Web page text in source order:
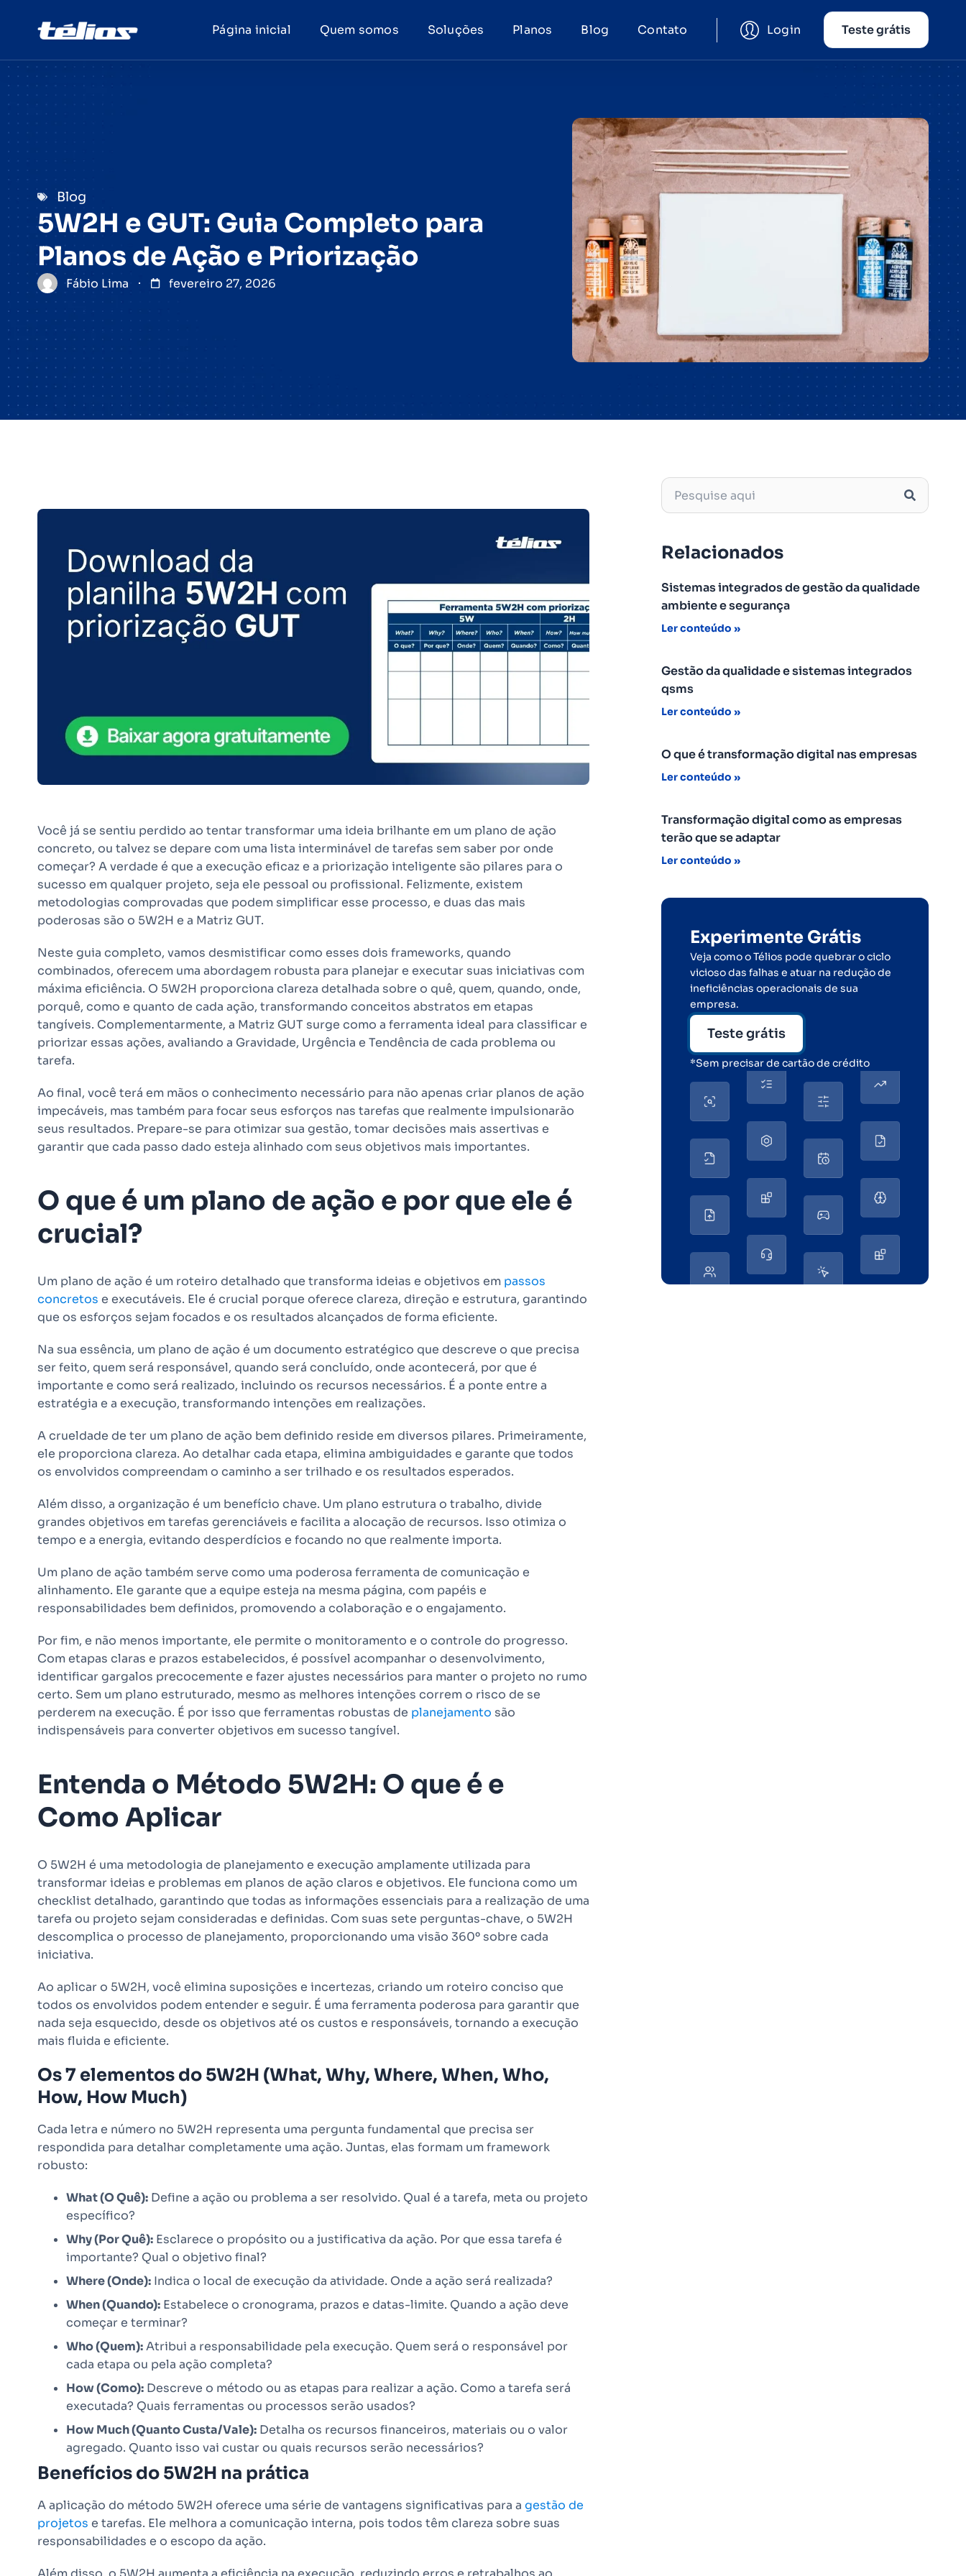
Página inicial Quem somos Soluções Planos Blog Contato Login Teste grátis
Blog
5W2H e GUT: Guia Completo para
Planos de Ação e Priorização
Fábio Lima fevereiro 27, 2026
Você já se sentiu perdido ao tentar transformar uma ideia brilhante em um plano de ação
concreto, ou talvez se depare com uma lista interminável de tarefas sem saber por onde
começar? A verdade é que a execução eficaz e a priorização inteligente são pilares para o
sucesso em qualquer projeto, seja ele pessoal ou profissional. Felizmente, existem
metodologias comprovadas que podem simplificar esse processo, e duas das mais
poderosas são o 5W2H e a Matriz GUT.
Neste guia completo, vamos desmistificar como esses dois frameworks, quando
combinados, oferecem uma abordagem robusta para planejar e executar suas iniciativas com
máxima eficiência. O 5W2H proporciona clareza detalhada sobre o quê, quem, quando, onde,
porquê, como e quanto de cada ação, transformando conceitos abstratos em etapas
tangíveis. Complementarmente, a Matriz GUT surge como a ferramenta ideal para classificar e
priorizar essas ações, avaliando a Gravidade, Urgência e Tendência de cada problema ou
tarefa.
Ao final, você terá em mãos o conhecimento necessário para não apenas criar planos de ação
impecáveis, mas também para focar seus esforços nas tarefas que realmente impulsionarão
seus resultados. Prepare-se para otimizar sua gestão, tomar decisões mais assertivas e
garantir que cada passo dado esteja alinhado com seus objetivos mais importantes.
O que é um plano de ação e por que ele é
crucial?
Um plano de ação é um roteiro detalhado que transforma ideias e objetivos em passos
concretos e executáveis. Ele é crucial porque oferece clareza, direção e estrutura, garantindo
que os esforços sejam focados e os resultados alcançados de forma eficiente.
Na sua essência, um plano de ação é um documento estratégico que descreve o que precisa
ser feito, quem será responsável, quando será concluído, onde acontecerá, por que é
importante e como será realizado, incluindo os recursos necessários. É a ponte entre a
estratégia e a execução, transformando intenções em realizações.
A crueldade de ter um plano de ação bem definido reside em diversos pilares. Primeiramente,
ele proporciona clareza. Ao detalhar cada etapa, elimina ambiguidades e garante que todos
os envolvidos compreendam o caminho a ser trilhado e os resultados esperados.
Além disso, a organização é um benefício chave. Um plano estrutura o trabalho, divide
grandes objetivos em tarefas gerenciáveis e facilita a alocação de recursos. Isso otimiza o
tempo e a energia, evitando desperdícios e focando no que realmente importa.
Um plano de ação também serve como uma poderosa ferramenta de comunicação e
alinhamento. Ele garante que a equipe esteja na mesma página, com papéis e
responsabilidades bem definidos, promovendo a colaboração e o engajamento.
Por fim, e não menos importante, ele permite o monitoramento e o controle do progresso.
Com etapas claras e prazos estabelecidos, é possível acompanhar o desenvolvimento,
identificar gargalos precocemente e fazer ajustes necessários para manter o projeto no rumo
certo. Sem um plano estruturado, mesmo as melhores intenções correm o risco de se
perderem na execução. É por isso que ferramentas robustas de planejamento são
indispensáveis para converter objetivos em sucesso tangível.
Entenda o Método 5W2H: O que é e
Como Aplicar
O 5W2H é uma metodologia de planejamento e execução amplamente utilizada para
transformar ideias e problemas em planos de ação claros e objetivos. Ele funciona como um
checklist detalhado, garantindo que todas as informações essenciais para a realização de uma
tarefa ou projeto sejam consideradas e definidas. Com suas sete perguntas-chave, o 5W2H
descomplica o processo de planejamento, proporcionando uma visão 360º sobre cada
iniciativa.
Ao aplicar o 5W2H, você elimina suposições e incertezas, criando um roteiro conciso que
todos os envolvidos podem entender e seguir. É uma ferramenta poderosa para garantir que
nada seja esquecido, desde os objetivos até os custos e responsáveis, tornando a execução
mais fluida e eficiente.
Os 7 elementos do 5W2H (What, Why, Where, When, Who,
How, How Much)
Cada letra e número no 5W2H representa uma pergunta fundamental que precisa ser
respondida para detalhar completamente uma ação. Juntas, elas formam um framework
robusto:
What (O Quê): Define a ação ou problema a ser resolvido. Qual é a tarefa, meta ou projeto
específico?
Why (Por Quê): Esclarece o propósito ou a justificativa da ação. Por que essa tarefa é
importante? Qual o objetivo final?
Where (Onde): Indica o local de execução da atividade. Onde a ação será realizada?
When (Quando): Estabelece o cronograma, prazos e datas-limite. Quando a ação deve
começar e terminar?
Who (Quem):Atribui a responsabilidade pela execução. Quem será o responsável por
cada etapa ou pela ação completa?
How (Como): Descreve o método ou as etapas para realizar a ação. Como a tarefa será
executada? Quais ferramentas ou processos serão usados?
How Much (Quanto Custa/Vale): Detalha os recursos financeiros, materiais ou o valor
agregado. Quanto isso vai custar ou quais recursos serão necessários?
Benefícios do 5W2H na prática
A aplicação do método 5W2H oferece uma série de vantagens significativas para a gestão de
projetos e tarefas. Ele melhora a comunicação interna, pois todos têm clareza sobre suas
responsabilidades e o escopo da ação.
Relacionados
Sistemas integrados de gestão da qualidade
ambiente e segurança
Ler conteúdo »
Gestão da qualidade e sistemas integrados
qsms
Ler conteúdo »
O que é transformação digital nas empresas
Ler conteúdo »
Transformação digital como as empresas
terão que se adaptar
Ler conteúdo »
Experimente Grátis
Veja como o Télios pode quebrar o ciclo
vicioso das falhas e atuar na redução de
ineficiências operacionais de sua
empresa.
Teste grátis
*Sem precisar de cartão de crédito